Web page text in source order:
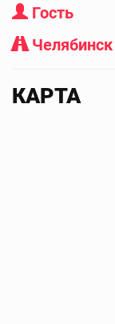
Гость
Челябинск
КАРТА